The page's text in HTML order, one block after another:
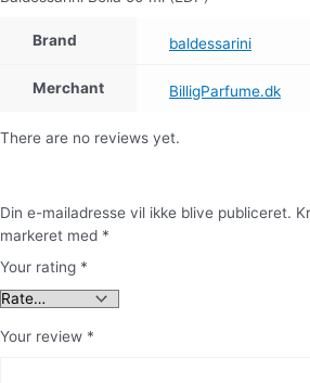
Brand baldessarini
Merchant BilligParfume.dk
There are no reviews yet.
Din e-mailadresse vil ikke blive publiceret.
markeret med *
Your rating *
Your review *